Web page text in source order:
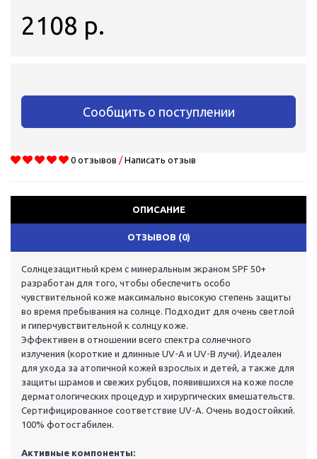
2108 р.
Сообщить о поступлении
0 отзывов / Написать отзыв
ОПИСАНИЕ
ОТЗЫВОВ (0)
Солнцезащитный крем с минеральным экраном SPF 50+
разработан для того, чтобы обеспечить особо
чувствительной коже максимально высокую степень защиты
во время пребывания на солнце. Подходит для очень светлой
и гиперчувствительной к солнцу коже.
Эффективен в отношении всего спектра солнечного
излучения (короткие и длинные UV-А и UV-B лучи). Идеален
для ухода за атопичной кожей взрослых и детей, а также для
защиты шрамов и свежих рубцов, появившихся на коже после
дерматологических процедур и хирургических вмешательств.
Сертифицированное соответствие UV-А. Очень водостойкий.
100% фотостабилен.
Активные компоненты: